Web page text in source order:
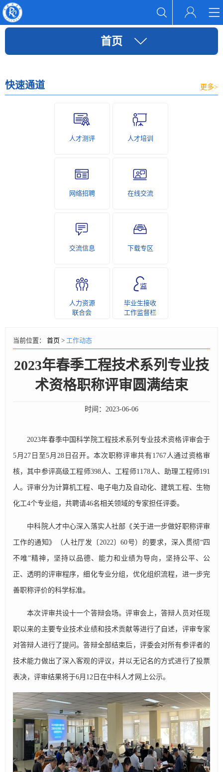
首页
快速通道 更多>
人才测评 人才培训
网络招聘 在线交流
交流信息 下载专区
人力资源
联合会
毕业生接收
工作监督栏
当前位置： 首页 > 工作动态
2023年春季工程技术系列专业技
术资格职称评审圆满结束
时间： 2023-06-06
2023年春季中国科学院工程技术系列专业技术资格评审会于
5月27日至5月28日召开。本次职称评审共有1767人通过资格审
核，其中参评高级工程师398人、工程师1178人、助理工程师191
人。评审分为计算机工程、电子电力及自动化、建筑工程、生物
化工4个专业组，共聘请46名相关领域的专家担任评委。
中科院人才中心深入落实人社部《关于进一步做好职称评审
工作的通知》（人社厅发〔2022〕60号）的要求，深入贯彻“四
不唯”精神，坚持以品德、能力和业绩为导向，坚持公平、公
正、透明的评审程序，细化专业分组，优化组织流程，进一步完
善职称评价的科学标准。
本次评审共设十一个答辩会场。评审会上，答辩人员对任现
职以来的主要专业技术业绩和技术贡献等进行了自述，评审专家
对答辩人进行了提问。答辩全部结束后，评委会对所有参评者的
技术能力做出了深入客观的评议，并以无记名的方式进行了投票
表决，评审结果将于6月12日在中科人才网上公示。